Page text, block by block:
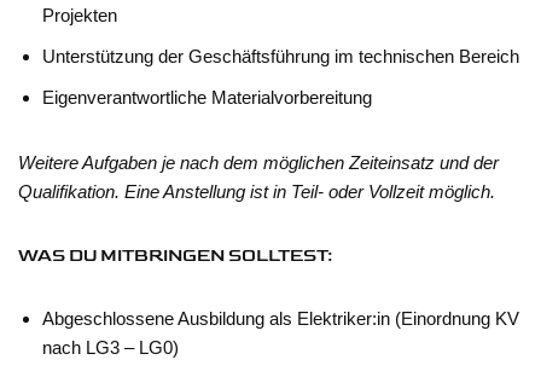
Projekten
Unterstützung der Geschäftsführung im technischen Bereich
Eigenverantwortliche Materialvorbereitung
Weitere Aufgaben je nach dem möglichen Zeiteinsatz und der
Qualifikation. Eine Anstellung ist in Teil- oder Vollzeit möglich.
WAS DU MITBRINGEN SOLLTEST:
Abgeschlossene Ausbildung als Elektriker:in (Einordnung KV
nach LG3 – LG0)